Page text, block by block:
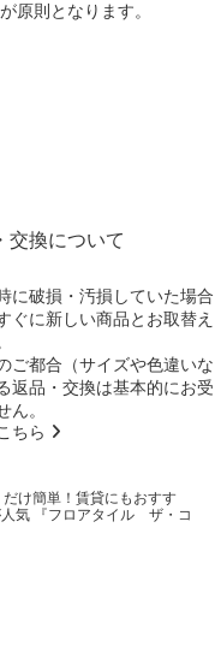
が原則となります。
交換について
に破損・汚損していた場合
ぐに新しい商品とお取替え
ご都合（サイズや色違いな
返品・交換は基本的にお受
ん。
ちら
だけ簡単！賃貸にもおすす
気 『フロアタイル ザ・コ